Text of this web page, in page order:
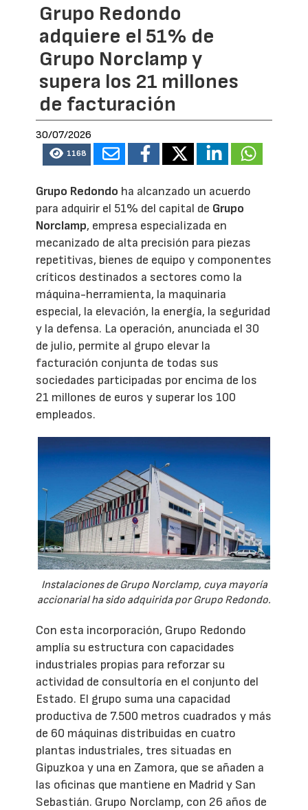
Grupo Redondo
adquiere el 51% de
Grupo Norclamp y
supera los 21 millones
de facturación
30/07/2026
1168
Grupo Redondo ha alcanzado un acuerdo
para adquirir el 51% del capital de Grupo
Norclamp, empresa especializada en
mecanizado de alta precisión para piezas
repetitivas, bienes de equipo y componentes
críticos destinados a sectores como la
máquina-herramienta, la maquinaria
especial, la elevación, la energía, la seguridad
y la defensa. La operación, anunciada el 30
de julio, permite al grupo elevar la
facturación conjunta de todas sus
sociedades participadas por encima de los
21 millones de euros y superar los 100
empleados.
Instalaciones de Grupo Norclamp, cuya mayoría
accionarial ha sido adquirida por Grupo Redondo.
Con esta incorporación, Grupo Redondo
amplía su estructura con capacidades
industriales propias para reforzar su
actividad de consultoría en el conjunto del
Estado. El grupo suma una capacidad
productiva de 7.500 metros cuadrados y más
de 60 máquinas distribuidas en cuatro
plantas industriales, tres situadas en
Gipuzkoa y una en Zamora, que se añaden a
las oficinas que mantiene en Madrid y San
Sebastián. Grupo Norclamp, con 26 años de